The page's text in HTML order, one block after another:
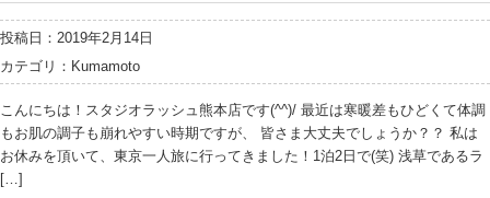
投稿日：2019年2月14日
カテゴリ： Kumamoto
こんにちは！スタジオラッシュ熊本店です(^^)/ 最近は寒暖差もひどくて体調
もお肌の調子も崩れやすい時期ですが、 皆さま大丈夫でしょうか？？ 私は
お休みを頂いて、東京一人旅に行ってきました！1泊2日で(笑) 浅草であるラ
[…]